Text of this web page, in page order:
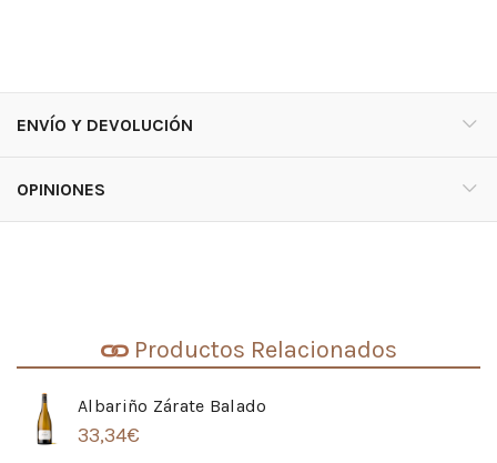
ENVÍO Y DEVOLUCIÓN
OPINIONES
Productos Relacionados
Albariño Zárate Balado
33,34€